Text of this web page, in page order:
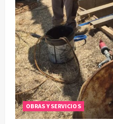
a
s
OBRAS Y SERVICIOS